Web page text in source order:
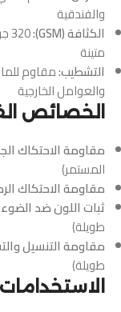
والفندقية
الكثافة (GSM):
متينة
التشطيب:مقاوم
والعوامل الخارجية
الخصائص
مقاومة الاحتكاك
المستمر)
مقاومة الاحتكاك
ثبات اللون ضد
طويلة)
مقاومة التنسيل
طويلة)